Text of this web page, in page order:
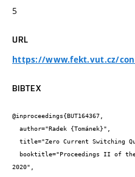
5
URL
https://www.fekt.vut.cz/
BIBTEX
@inproceedings{BUT164367,
2020",